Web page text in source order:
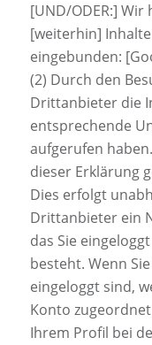
[UND/ODER:]
[weiterhin]
eingebunden:
(2) Durch den
Drittanbieter die
entsprechende
aufgerufen
dieser Erklärung
Dies erfolgt
Drittanbieter ein
das Sie
besteht. Wenn
eingeloggt sind,
Konto
Ihrem Profil bei